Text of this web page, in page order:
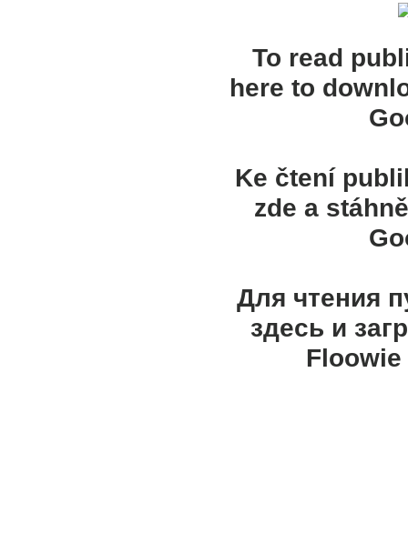
To read
here to
Ke čtení
zde a
Для чтения
здесь и
Floowie